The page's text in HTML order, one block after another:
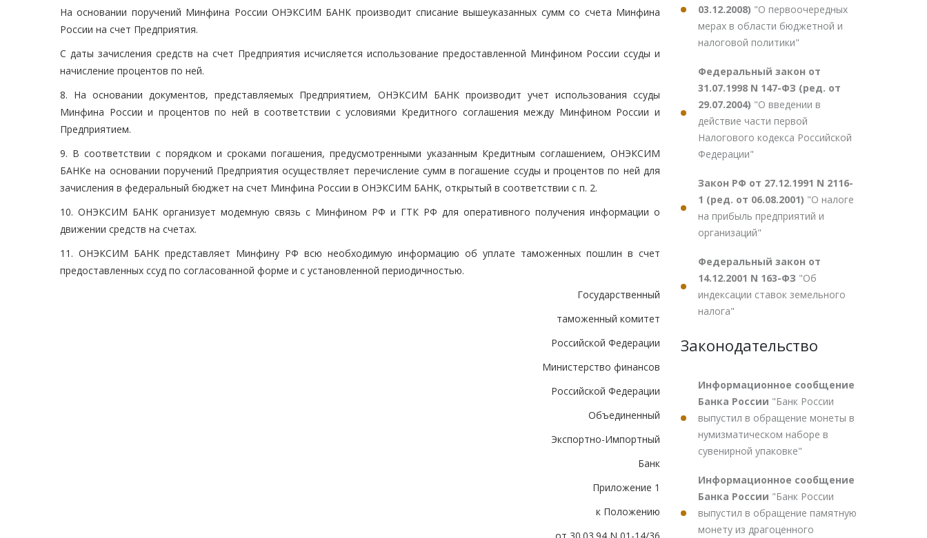
На основании поручений Минфина России ОНЭКСИМ БАНК производит списание вышеуказанных сумм со счета Минфина
России на счет Предприятия.
С даты зачисления средств на счет Предприятия исчисляется использование предоставленной Минфином России ссуды и
начисление процентов по ней.
8. На основании документов, представляемых Предприятием, ОНЭКСИМ БАНК производит учет использования ссуды
Минфина России и процентов по ней в соответствии с условиями Кредитного соглашения между Минфином России и
Предприятием.
9. В соответствии с порядком и сроками погашения, предусмотренными указанным Кредитным соглашением, ОНЭКСИМ
БАНКе на основании поручений Предприятия осуществляет перечисление сумм в погашение ссуды и процентов по ней для
зачисления в федеральный бюджет на счет Минфина России в ОНЭКСИМ БАНК, открытый в соответствии с п. 2.
10. ОНЭКСИМ БАНК организует модемную связь с Минфином РФ и ГТК РФ для оперативного получения информации о
движении средств на счетах.
11. ОНЭКСИМ БАНК представляет Минфину РФ всю необходимую информацию об уплате таможенных пошлин в счет
предоставленных ссуд по согласованной форме и с установленной периодичностью.
Государственный
таможенный комитет
Российской Федерации
Министерство финансов
Российской Федерации
Объединенный
Экспортно-Импортный
Банк
Приложение 1
к Положению
03.12.2008) "О первоочередных
мерах в области бюджетной и
налоговой политики"
Федеральный закон от
31.07.1998 N 147-ФЗ (ред. от
29.07.2004) "О введении в
действие части первой
Налогового кодекса Российской
Федерации"
Закон РФ от 27.12.1991 N 2116-
1 (ред. от 06.08.2001) "О налоге
на прибыль предприятий и
организаций"
Федеральный закон от
14.12.2001 N 163-ФЗ "Об
индексации ставок земельного
налога"
Законодательство
Информационное сообщение
Банка России "Банк России
выпустил в обращение монеты в
нумизматическом наборе в
сувенирной упаковке"
Информационное сообщение
Банка России "Банк России
выпустил в обращение памятную
монету из драгоценного